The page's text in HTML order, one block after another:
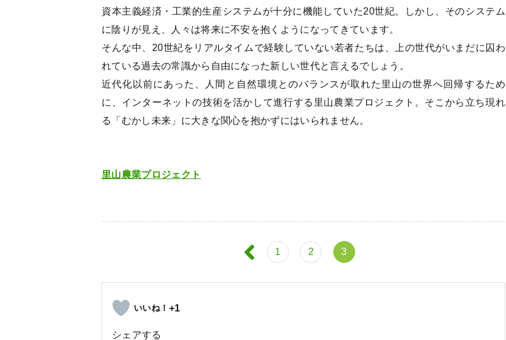
資本主義経済・工業的生産システムが十分に機能していた20世紀。しかし、そのシステム
に陰りが見え、人々は将来に不安を抱くようになってきています。
そんな中、20世紀をリアルタイムで経験していない若者たちは、上の世代がいまだに囚わ
れている過去の常識から自由になった新しい世代と言えるでしょう。
近代化以前にあった、人間と自然環境とのバランスが取れた里山の世界へ回帰するため
に、インターネットの技術を活かして進行する里山農業プロジェクト。そこから立ち現れ
る「むかし未来」に大きな関心を抱かずにはいられません。
里山農業プロジェクト
1 2 3
+1
シェアする